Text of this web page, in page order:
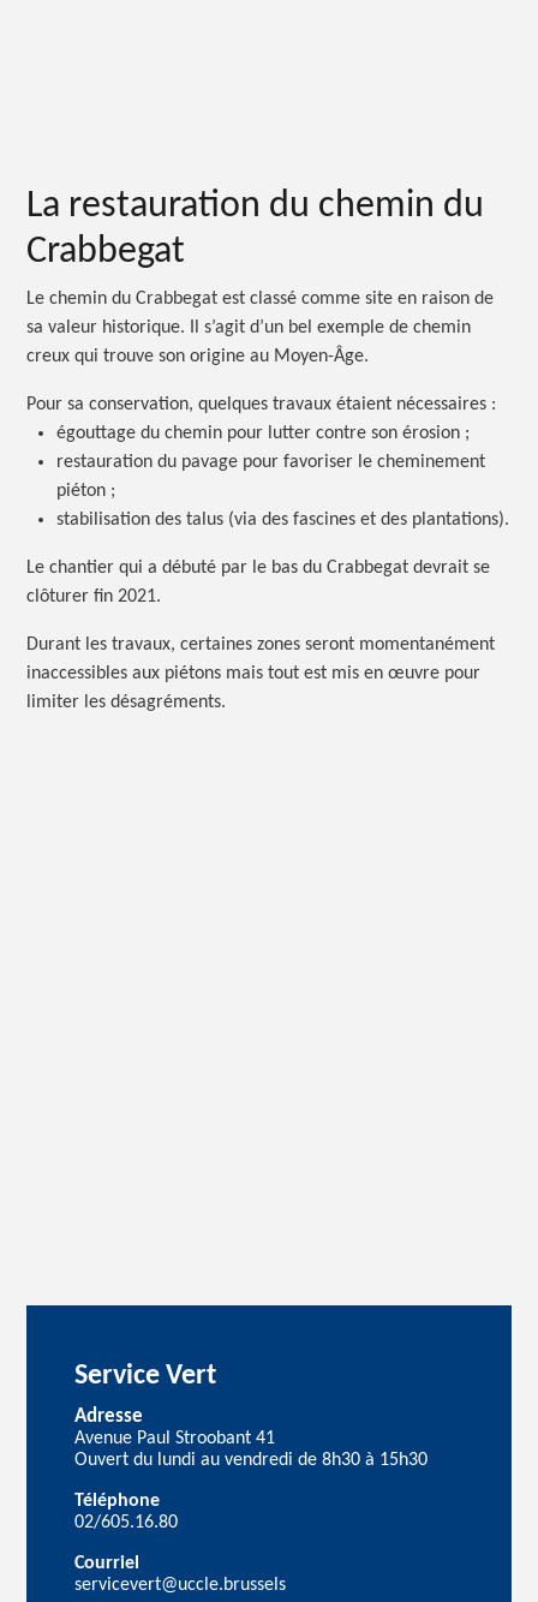
La restauration du chemin du
Crabbegat
Le chemin du Crabbegat est classé comme site en raison de
sa valeur historique. Il s’agit d’un bel exemple de chemin
creux qui trouve son origine au Moyen-Âge.
Pour sa conservation, quelques travaux étaient nécessaires :
égouttage du chemin pour lutter contre sonérosion ;
restauration du pavage pour favoriser le cheminement
piéton ;
stabilisation des talus (via des fascines et des plantations).
Le chantier qui a débuté par le bas du Crabbegat devrait se
clôturer fin 2021.
Durant les travaux, certaines zones seront momentanément
inaccessibles aux piétons mais tout est mis en œuvre pour
limiter les désagréments.
Service Vert
Adresse
Avenue Paul Stroobant 41
Ouvert du lundi au vendredi de 8h30 à 15h30
Téléphone
02/605.16.80
Courriel
servicevert@uccle.brussels